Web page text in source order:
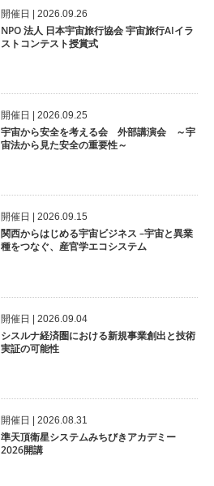
開催⽇ | 2026.09.26
NPO 法人 日本宇宙旅行協会 宇宙旅行AIイラ
ストコンテスト授賞式
開催⽇ | 2026.09.25
宇宙から安全を考える会 外部講演会 ～宇
宙法から見た安全の重要性～
開催⽇ | 2026.09.15
関西からはじめる宇宙ビジネス –宇宙と異業
種をつなぐ、産官学エコシステム
開催⽇ | 2026.09.04
シスルナ経済圏における新規事業創出と技術
実証の可能性
開催⽇ | 2026.08.31
準天頂衛星システムみちびきアカデミー
2026開講